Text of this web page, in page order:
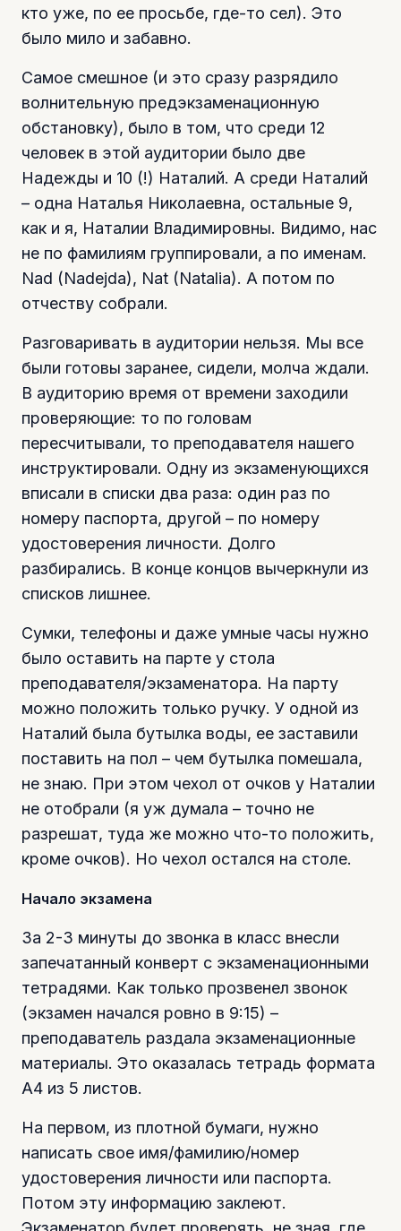
кто уже, по ее просьбе, где-то сел). Это
было мило и забавно.
Самое смешное (и это сразу разрядило
волнительную предэкзаменационную
обстановку), было в том, что среди 12
человек в этой аудитории было две
Надежды и 10 (!) Наталий. А среди Наталий
– одна Наталья Николаевна, остальные 9,
как и я, Наталии Владимировны. Видимо, нас
не по фамилиям группировали, а по именам.
Nad (Nadejda), Nat (Natalia). А потом по
отчеству собрали.
Разговаривать в аудитории нельзя. Мы все
были готовы заранее, сидели, молча ждали.
В аудиторию время от времени заходили
проверяющие: то по головам
пересчитывали, то преподавателя нашего
инструктировали. Одну из экзаменующихся
вписали в списки два раза: один раз по
номеру паспорта, другой – по номеру
удостоверения личности. Долго
разбирались. В конце концов вычеркнули из
списков лишнее.
Сумки, телефоны и даже умные часы нужно
было оставить на парте у стола
преподавателя/экзаменатора. На парту
можно положить только ручку. У одной из
Наталий была бутылка воды, ее заставили
поставить на пол – чем бутылка помешала,
не знаю. При этом чехол от очков у Наталии
не отобрали (я уж думала – точно не
разрешат, туда же можно что-то положить,
кроме очков). Но чехол остался на столе.
Начало экзамена
За 2-3 минуты до звонка в класс внесли
запечатанный конверт с экзаменационными
тетрадями. Как только прозвенел звонок
(экзамен начался ровно в 9:15) –
преподаватель раздала экзаменационные
материалы. Это оказалась тетрадь формата
А4 из 5 листов.
На первом, из плотной бумаги, нужно
написать свое имя/фамилию/номер
удостоверения личности или паспорта.
Потом эту информацию заклеют.